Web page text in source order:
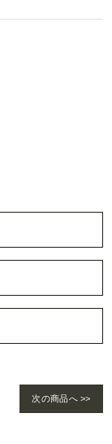
次の商品へ >>